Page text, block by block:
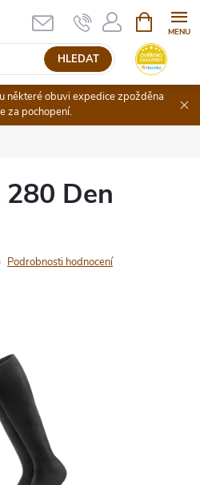
HLEDAT
NÁKUPNÍ
KOŠÍK
některé obuvi expedice zpožděna
za pochopení.
Den
Podrobnosti hodnocení